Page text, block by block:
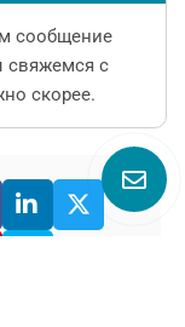
службы,
сообщение
свяжемся с
скорее.